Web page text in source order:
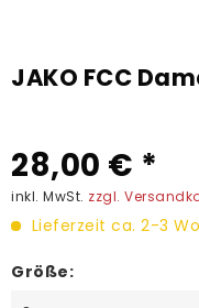
JAKO FCC
28,00 € *
inkl. MwSt. zzgl.
Lieferzeit ca. 2-3
Größe: